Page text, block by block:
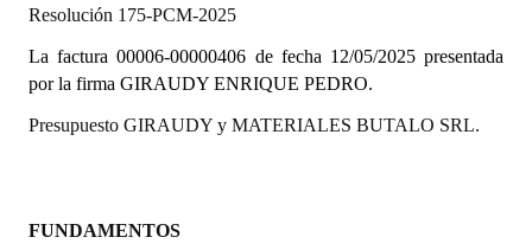
Constitución Provincial
Carta Orgánica 2007
Resolución 175-PCM-2025
La factura 00006-00000406 de fecha 12/05/2025 presentada
por la firma GIRAUDY ENRIQUE PEDRO.
Presupuesto GIRAUDY y MATERIALES BUTALO SRL.
FUNDAMENTOS